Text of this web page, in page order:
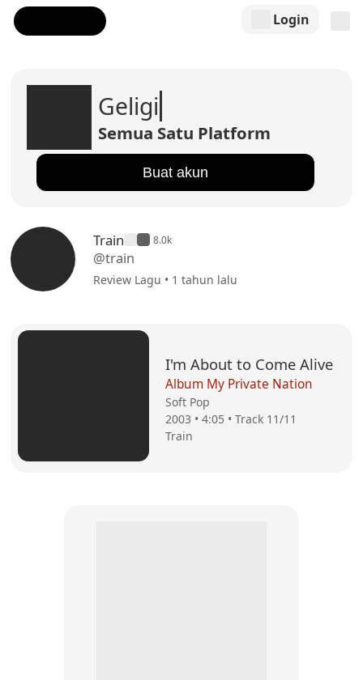
Login
Geligi
Semua Satu Platform
Buat akun
Train 8.0k
@train
Review Lagu • 1 tahun lalu
I'm About to Come Alive
Album My Private Nation
Soft Pop
2003 • 4:05 • Track 11/11
Train